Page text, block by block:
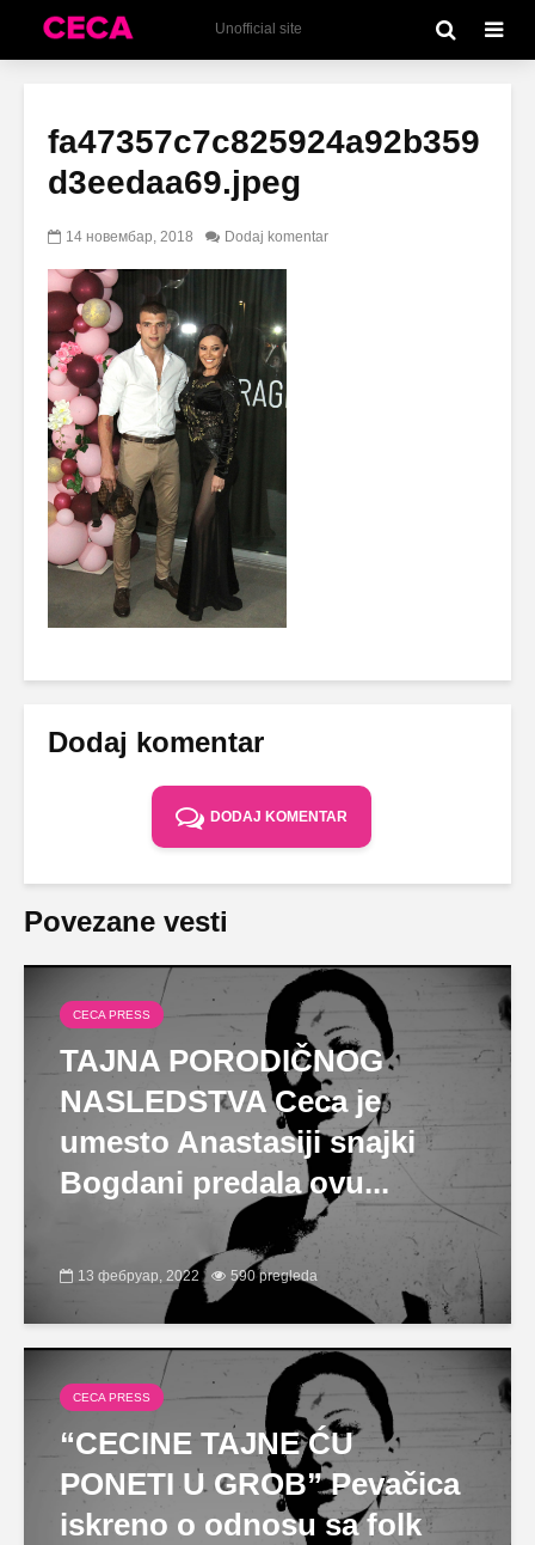
Unofficial site
fa47357c7c825924a92b359
d3eedaa69.jpeg
14 новембар, 2018 Dodaj komentar
Dodaj komentar
DODAJ KOMENTAR
Povezane vesti
CECA PRESS
TAJNA PORODIČNOG
NASLEDSTVA Ceca je
umesto Anastasiji snajki
Bogdani predala ovu...
13 фебруар, 2022 590 pregleda
CECA PRESS
“CECINE TAJNE ĆU
PONETI U GROB” Pevačica
iskreno o odnosu sa folk